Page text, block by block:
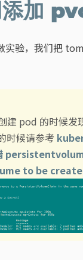
加
验，我们把
建 pod 的时候发
时候请参考
to be